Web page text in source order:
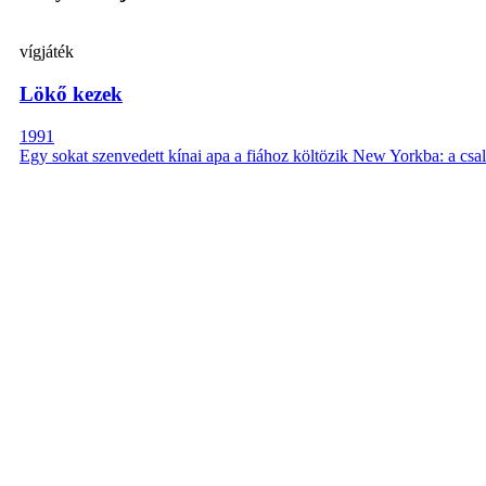
vígjáték
Lökő kezek
1991
Egy sokat szenvedett kínai apa a fiához költözik New Yorkba: a